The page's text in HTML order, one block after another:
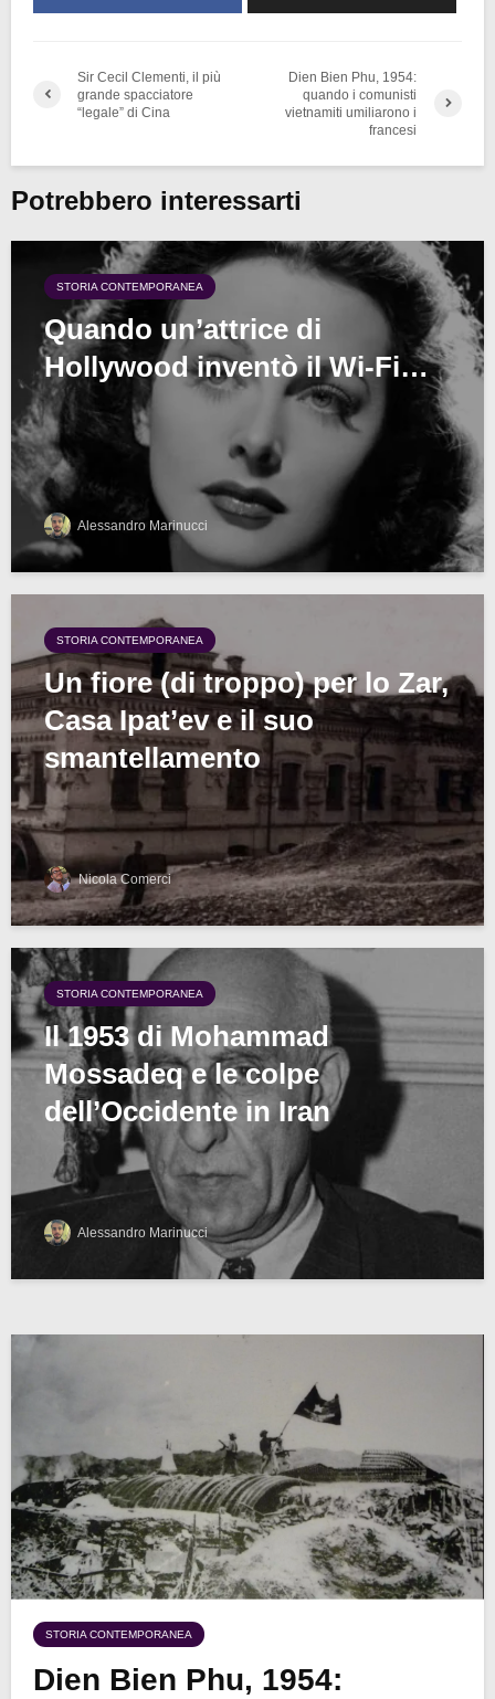
Sir Cecil Clementi, il più
grande spacciatore
“legale” di Cina
Dien Bien Phu, 1954:
quando i comunisti
vietnamiti umiliarono i
francesi
Potrebbero interessarti
STORIA CONTEMPORANEA
Quando un’attrice di
Hollywood inventò il Wi-Fi…
Alessandro Marinucci
STORIA CONTEMPORANEA
Un fiore (di troppo) per lo Zar,
Casa Ipat’ev e il suo
smantellamento
Nicola Comerci
STORIA CONTEMPORANEA
Il 1953 di Mohammad
Mossadeq e le colpe
dell’Occidente in Iran
Alessandro Marinucci
STORIA CONTEMPORANEA
Dien Bien Phu, 1954: